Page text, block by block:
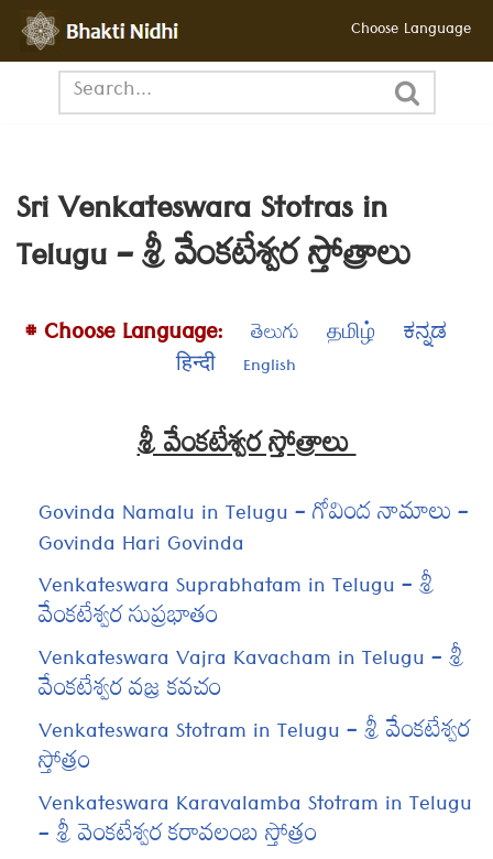
Skip
content
Choose Language
Sri Venkateswara Stotras in
Telugu – శ్రీ వేంకటేశ్వర స్తోత్రాలు
# Choose Language: తెలుగు தமிழ்
ಕನ್ನಡ
हिन्दी
English
శ్రీ వేంకటేశ్వర స్తోత్రాలు
Govinda Namalu in Telugu – గోవింద నామాలు –
Govinda Hari Govinda
Venkateswara Suprabhatam in Telugu – శ్రీ
వేంకటేశ్వర సుప్రభాతం
Venkateswara Vajra Kavacham in Telugu – శ్రీ
వేంకటేశ్వర వజ్ర కవచం
Venkateswara Stotram in Telugu – శ్రీ వేంకటేశ్వర
స్తోత్రం
Venkateswara Karavalamba Stotram in Telugu
– శ్రీ వెంకటేశ్వర కరావలంబ స్తోత్రం